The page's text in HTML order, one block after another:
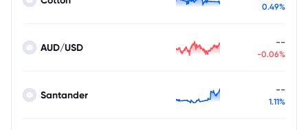
0.49%
AUD/USD --
-0.06%
Santander --
1.11%